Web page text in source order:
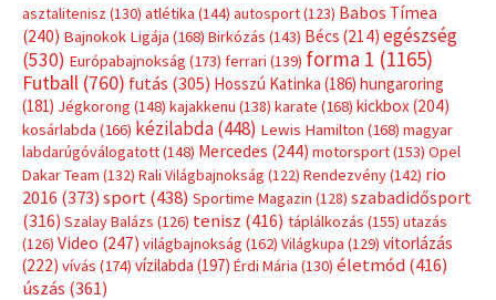
asztalitenisz (130) atlétika (144) autosport(123) Babos Tímea
(240) Bajnokok Ligája (168) Birkózás (143) Bécs (214) egészség
(530) Európabajnokság (173) ferrari (139) forma 1 (1165)
Futball (760) futás (305) Hosszú Katinka (186) hungaroring
(181) Jégkorong (148) kajakkenu (138) karate (168) kickbox(204)
kosárlabda (166) kézilabda(448) Lewis Hamilton (168) magyar
labdarúgóválogatott(148) Mercedes (244) motorsport(153) Opel
Dakar Team (132) Rali Világbajnokság (122) Rendezvény(142) rio
2016 (373) sport(438) Sportime Magazin (128) szabadidősport
(316) Szalay Balázs (126) tenisz (416) táplálkozás (155) utazás
(126) Video (247) világbajnokság (162) Világkupa (129) vitorlázás
(222) vívás (174) vízilabda (197) Érdi Mária (130) életmód(416)
úszás (361)